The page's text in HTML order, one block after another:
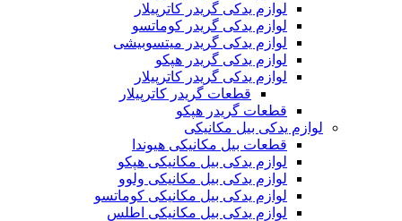
لوازم یدکی گریدر کاترپیلار
لوازم یدکی گریدر کوماتسو
لوازم یدکی گریدر میتسوبیشی
لوازم یدکی گریدر هپکو
لوازم یدکی گریدر کاترپیلار
قطعات گریدر کاترپیلار
قطعات گریدر هپکو
لوازم یدکی بیل مکانیکی
قطعات بیل مکانیکی هیوندا
لوازم یدکی بیل مکانیکی هپکو
لوازم یدکی بیل مکانیکی ولوو
لوازم یدکی بیل مکانیکی کوماتسو
لوازم یدکی بیل مکانیکی اطلس